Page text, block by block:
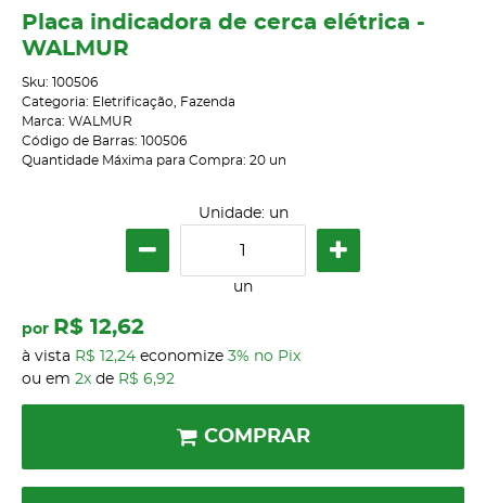
Placa indicadora de cerca elétrica -
WALMUR
Sku: 100506
Categoria: Eletrificação
Fazenda
Marca: WALMUR
Código de Barras: 100506
Quantidade Máxima para Compra: 20 un
Unidade: un
un
por R$ 12,62
à vista R$ 12,24 economize 3% no Pix
ou em 2x de R$ 6,92
COMPRAR